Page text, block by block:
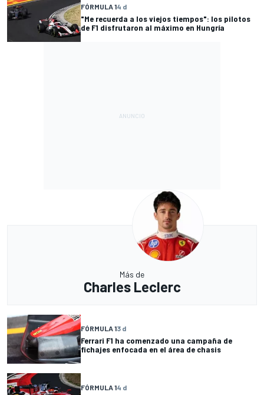
FÓRMULA 14 d
"Me recuerda a los viejos tiempos": los pilotos
de F1 disfrutaron al máximo en Hungría
Más de
Charles Leclerc
FÓRMULA 13 d
Ferrari F1 ha comenzado una campaña de
fichajes enfocada en el área de chasis
FÓRMULA 14 d